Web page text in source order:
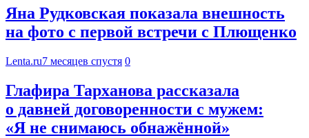
Яна Рудковская показала внешность
на фото с первой встречи с Плющенко
Lenta.ru7 месяцев спустя 0
Глафира Тарханова рассказала
о давней договоренности с мужем:
«Я не снимаюсь обнажённой»